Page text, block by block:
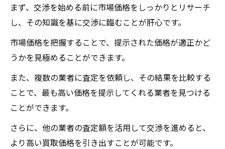
まず、交渉を始める前に市場価格をしっかりとリサーチ
し、その知識を基に交渉に臨むことが肝心です。
市場価格を把握することで、提示された価格が適正かど
うかを見極めることができます。
また、複数の業者に査定を依頼し、その結果を比較する
ことで、最も高い価格を提示してくれる業者を見つける
ことができます。
さらに、他の業者の査定額を活用して交渉を進めると、
より高い買取価格を引き出すことが可能です。